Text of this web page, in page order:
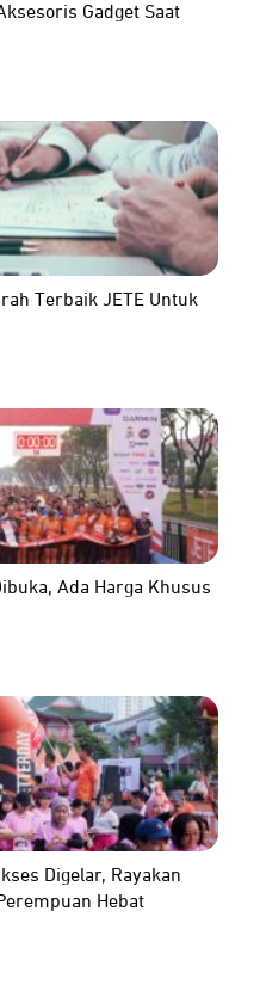
Gadget Saat
Terbaik JETE Untuk
Ada Harga Khusus
Digelar, Rayakan
Hebat